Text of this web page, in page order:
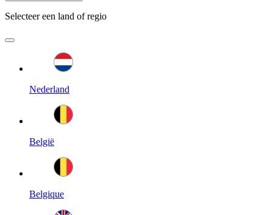
Selecteer een land of regio
Nederland
België
Belgique